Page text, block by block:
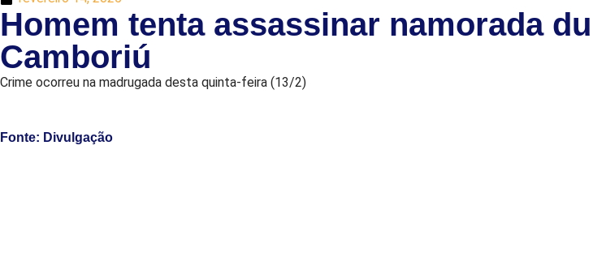
Homem tenta assassinar namorada
Camboriú
Crime ocorreu na madrugada desta quinta-feira (13/2)
Fonte: Divulgação